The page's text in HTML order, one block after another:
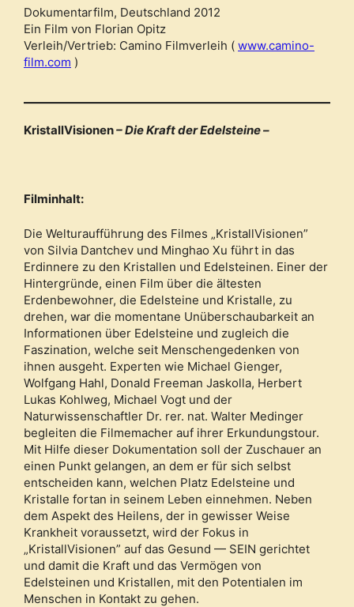
Dokumentarfilm, Deutschland 2012
Ein Film von Florian Opitz
Verleih/Vertrieb: Camino Filmverleih ( www.camino-
film.com )
KristallVisionen– Die Kraft der Edelsteine –
Filminhalt:
Die Welturaufführung des Filmes „KristallVisionen”
von Silvia Dantchev und Minghao Xu führt in das
Erdinnere zu den Kristallen und Edelsteinen. Einer der
Hintergründe, einen Film über die ältesten
Erdenbewohner, die Edelsteine und Kristalle, zu
drehen, war die momentane Unüberschaubarkeit an
Informationen über Edelsteine und zugleich die
Faszination, welche seit Menschengedenken von
ihnen ausgeht. Experten wie Michael Gienger,
Wolfgang Hahl, Donald Freeman Jaskolla, Herbert
Lukas Kohlweg, Michael Vogt und der
Naturwissenschaftler Dr. rer. nat. Walter Medinger
begleiten die Filmemacher auf ihrer Erkundungstour.
Mit Hilfe dieser Dokumentation soll der Zuschauer an
einen Punkt gelangen, an dem er für sich selbst
entscheiden kann, welchen Platz Edelsteine und
Kristalle fortan in seinem Leben einnehmen. Neben
dem Aspekt des Heilens, der in gewisser Weise
Krankheit voraussetzt, wird der Fokus in
„KristallVisionen” auf das Gesund — SEIN gerichtet
und damit die Kraft und das Vermögen von
Edelsteinen und Kristallen, mit den Potentialen im
Menschen in Kontakt zu gehen.